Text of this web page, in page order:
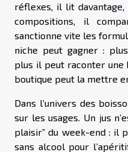
réflexes, il lit
compositions, il
sanctionne vite les
niche peut gagner :
plus il peut raconter
boutique peut la mettre
Dans l’univers des
sur les usages. Un jus
plaisir” du week-end : il
sans alcool pour